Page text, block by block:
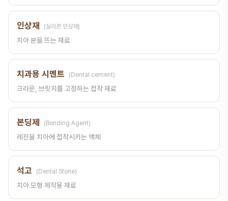
인상재 (실리콘 인상재)
치아 본을 뜨는 재료
치과용 시멘트 (Dental cement)
크라운, 브릿지를 고정하는 접착 재료
본딩제 (Bonding Agent)
레진을 치아에 접착시키는 액체
석고 (Dental Stone)
치아 모형 제작용 재료